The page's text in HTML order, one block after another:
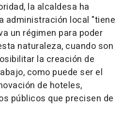
la alcaldesa ha
administración local "tiene
un régimen para poder
naturaleza, cuando son
la creación de
como puede ser el
de hoteles,
públicos que precisen de